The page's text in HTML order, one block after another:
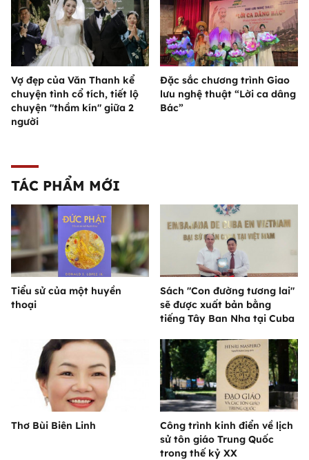
Vợ đẹp của Văn Thanh kể
chuyện tình cổ tích, tiết lộ
chuyện "thầm kín" giữa 2
người
Đặc sắc chương trình Giao
lưu nghệ thuật “Lời ca dâng
Bác”
TÁC PHẨM MỚI
Tiểu sử của một huyền
thoại
Sách "Con đường tương lai"
sẽ được xuất bản bằng
tiếng Tây Ban Nha tại Cuba
Thơ Bùi Biên Linh
Công trình kinh điển về lịch
sử tôn giáo Trung Quốc
trong thế kỷ XX